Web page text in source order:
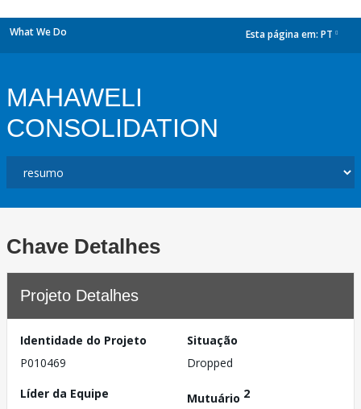
What We Do Esta página em: PT
MAHAWELI
CONSOLIDATION
Chave Detalhes
Projeto Detalhes
Identidade do Projeto
P010469
Situação
Dropped
Líder da Equipe
Mutuário 2